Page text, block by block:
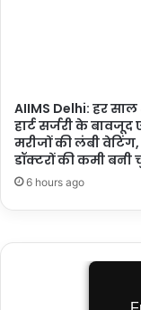
AIIMS Delhi: हर साल
हार्ट सर्जरी के
मरीजों की लंबी वेटिंग,
डॉक्टरों की कमी बनी
6 hours ago